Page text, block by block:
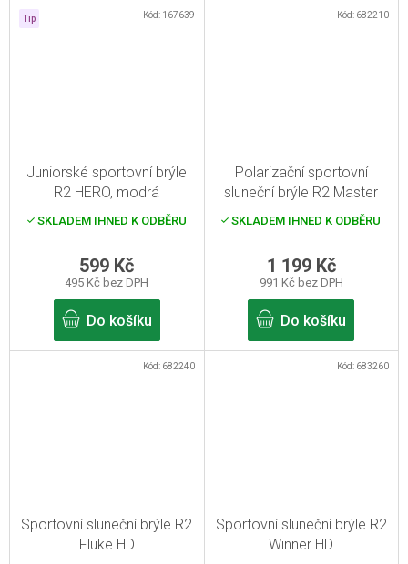
Tip
Juniorské sportovní brýle
R2 HERO, modrá
SKLADEM IHNED K ODBĚRU
495 Kč bez DPH
599 Kč
Do košíku
Kód: 167639
Polarizační sportovní
sluneční brýle R2 Master
SKLADEM IHNED K ODBĚRU
991 Kč bez DPH
1 199 Kč
Do košíku
Kód: 682210
Sportovní sluneční brýle R2
Fluke HD
Kód: 682240
Sportovní sluneční brýle R2
Winner HD
Kód: 683260